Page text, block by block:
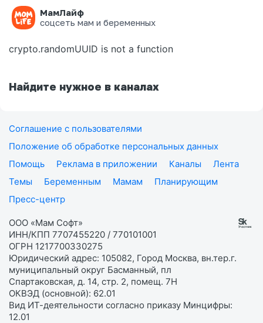
МамЛайф
соцсеть мам и беременных
Ошибка на странице
crypto.randomUUID is not a function
Найдите нужное в каналах
Соглашение с пользователями
Положение об обработке персональных данных
Помощь
Реклама в приложении Каналы
Лента
Темы
Беременным Мамам
Планирующим
Пресс-центр
ООО «Мам Софт»
ИНН/КПП 7707455220 / 770101001
ОГРН 1217700330275
Юридический адрес: 105082, Город Москва, вн.тер.г.
муниципальный округ Басманный, пл
Спартаковская, д. 14, стр. 2, помещ. 7Н
ОКВЭД (основной): 62.01
Вид ИТ-деятельности согласно приказу Минцифры:
12.01